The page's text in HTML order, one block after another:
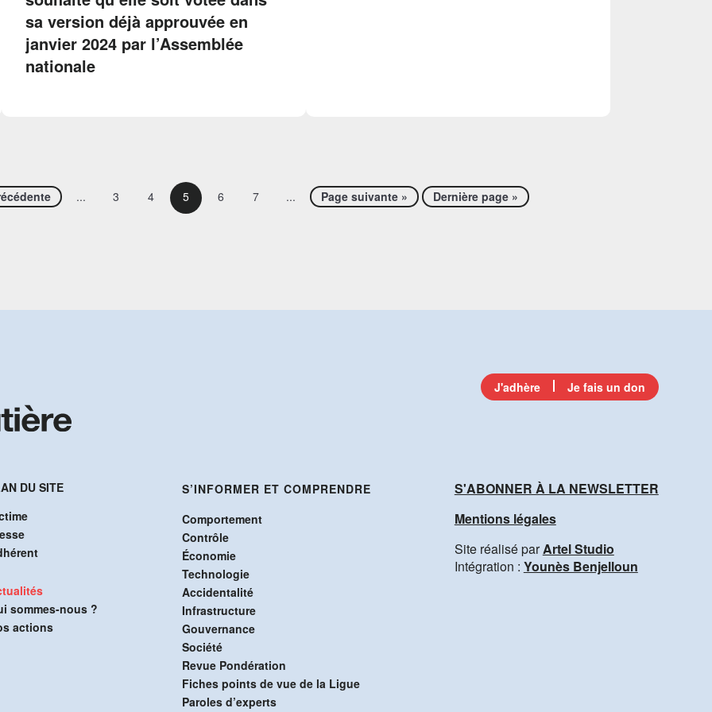
sa version déjà approuvée en
janvier 2024 par l’Assemblée
nationale
... 3 4 5 6 7 ... Page suivante » Dernière page »
J'adhère Je fais un don
DU SITE
sommes-nous ?
actions
S’INFORMER ET COMPRENDRE
Comportement
Contrôle
Économie
Technologie
Accidentalité
Infrastructure
Gouvernance
Société
Revue Pondération
Fiches points de vue de la Ligue
Paroles d’experts
S'ABONNER À LA NEWSLETTER
Mentions légales
Site réalisé parArtel Studio
Intégration : Younès Benjelloun